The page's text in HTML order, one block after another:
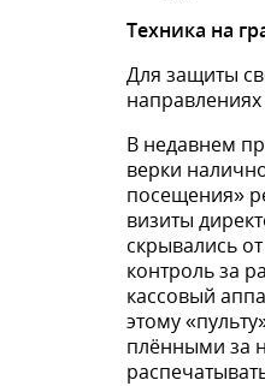
Техника на
Для защиты
В недавнем
верки
посещения»
визиты
скрывались
кон­троль за
кассовый
этому
плёнными за